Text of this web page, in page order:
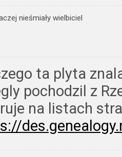
nieśmiały wielbiciel
ta plyta
pochodzil z
na listach